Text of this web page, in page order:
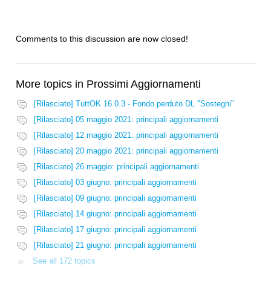
Comments to this discussion are now closed!
More topics in Prossimi Aggiornamenti
[Rilasciato] TuttOK 16.0.3 - Fondo perduto DL "Sostegni"
[Rilasciato] 05 maggio 2021: principali aggiornamenti
[Rilasciato] 12 maggio 2021: principali aggiornamenti
[Rilasciato] 20 maggio 2021: principali aggiornamenti
[Rilasciato] 26 maggio: principali aggiornamenti
[Rilasciato] 03 giugno: principali aggiornamenti
[Rilasciato] 09 giugno: principali aggiornamenti
[Rilasciato] 14 giugno: principali aggiornamenti
[Rilasciato] 17 giugno: principali aggiornamenti
[Rilasciato] 21 giugno: principali aggiornamenti
See all 172 topics